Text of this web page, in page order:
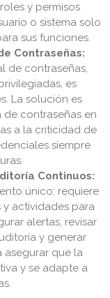
y permisos
o sistema solo
sus funciones.
Contraseñas:
de contraseñas,
es
La solución es
contraseñas en
a la criticidad de
siempre
Continuos:
único; requiere
actividades para
alertas, revisar
y generar
asegurar que la
y se adapte a